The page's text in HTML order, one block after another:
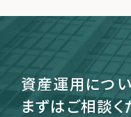
資産運用につ
まずはご相談く